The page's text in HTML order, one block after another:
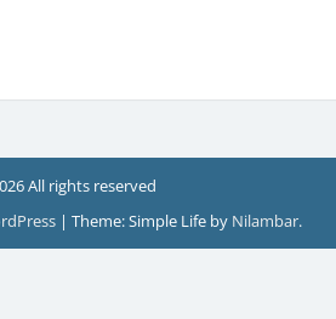
All rights reserved
| Theme: Simple Life by Nilambar.